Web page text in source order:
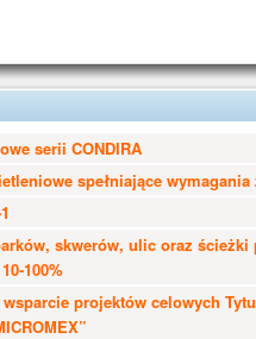
serii CONDIRA
spełniające
skwerów, ulic oraz ścieżki
100%
wsparcie projektów celowych